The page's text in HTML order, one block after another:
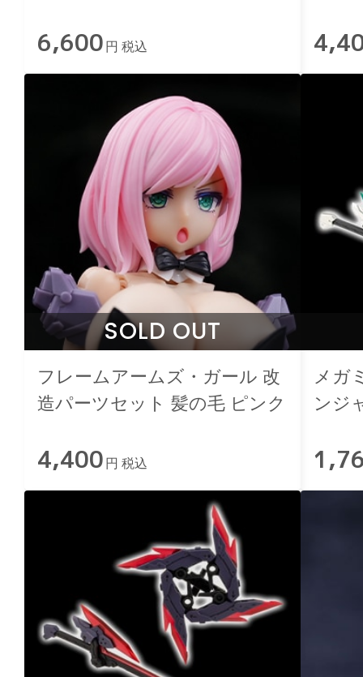
6,600 円 税込
SOLD OUT
フレームアームズ・ガール 改
造パーツセット 髪の毛 ピンク
4,400 円 税込
メガ
ンジ